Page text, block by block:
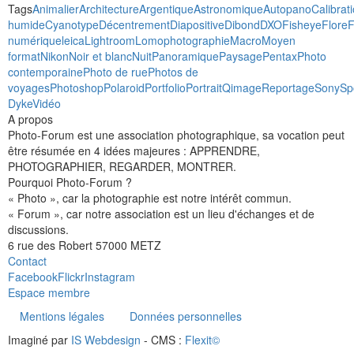
TagsAnimalierArchitectureArgentiqueAstronomiqueAutopano
humideCyanotypeDécentrementDiapositiveDibondDXOFisheyeFlore
numériqueleicaLightroomLomophotographieMacroMoyen
formatNikonNoir et blancNuitPanoramiquePaysagePentaxPhoto
contemporainePhoto de ruePhotos de
voyagesPhotoshopPolaroidPortfolioPortraitQimageReportageSony
DykeVidéo
A propos
Photo-Forum est une association photographique, sa vocation peut
être résumée en 4 idées majeures : APPRENDRE,
PHOTOGRAPHIER, REGARDER, MONTRER.
Pourquoi Photo-Forum ?
« Photo », car la photographie est notre intérêt commun.
« Forum », car notre association est un lieu d'échanges et de
discussions.
6 rue des Robert 57000 METZ
Contact
FacebookFlickrInstagram
Espace membre
Mentions légales
Données personnelles
Imaginé par IS Webdesign - CMS : Flexit©